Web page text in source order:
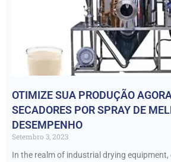
OTIMIZE SUA PRODUÇÃO
SECADORES POR SPRAY DE
DESEMPENHO
Setembro 3, 2023
In the realm of industrial drying